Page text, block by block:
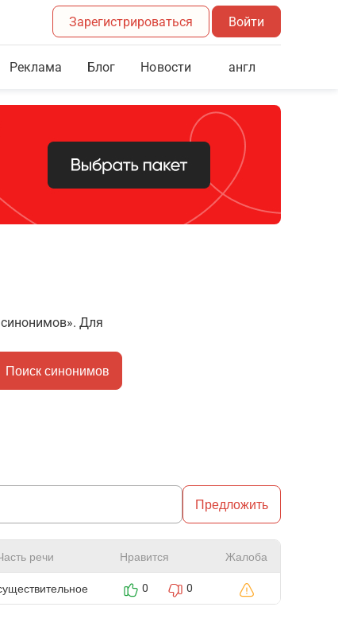
Зарегистрироваться Войти
Реклама Блог Новости англ
Для
Поиск синонимов
Предложить
речи Нравится Жалоба
0 0